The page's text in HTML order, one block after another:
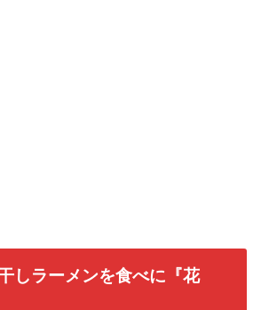
しラーメンを食べに『花